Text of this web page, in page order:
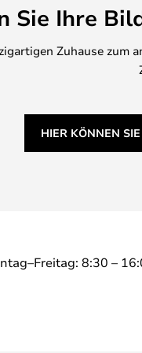
dB (A)
Sie Ihre
Zuhause
HIER KÖNNEN
8:30 –